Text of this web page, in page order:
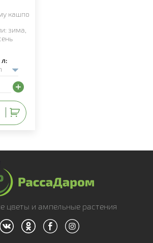
кашпо
зима,
ампельный (Scindapsus) quantity
цветы и ампельные растения